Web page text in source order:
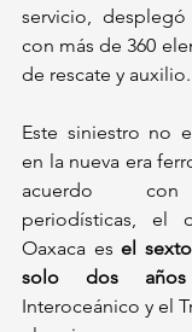
servicio,
con más de 360
de rescate y auxilio.
Este siniestro no
en la nueva era
acuerdo con
periodísticas, el
Oaxaca es el
solo dos años
Interoceánico y el